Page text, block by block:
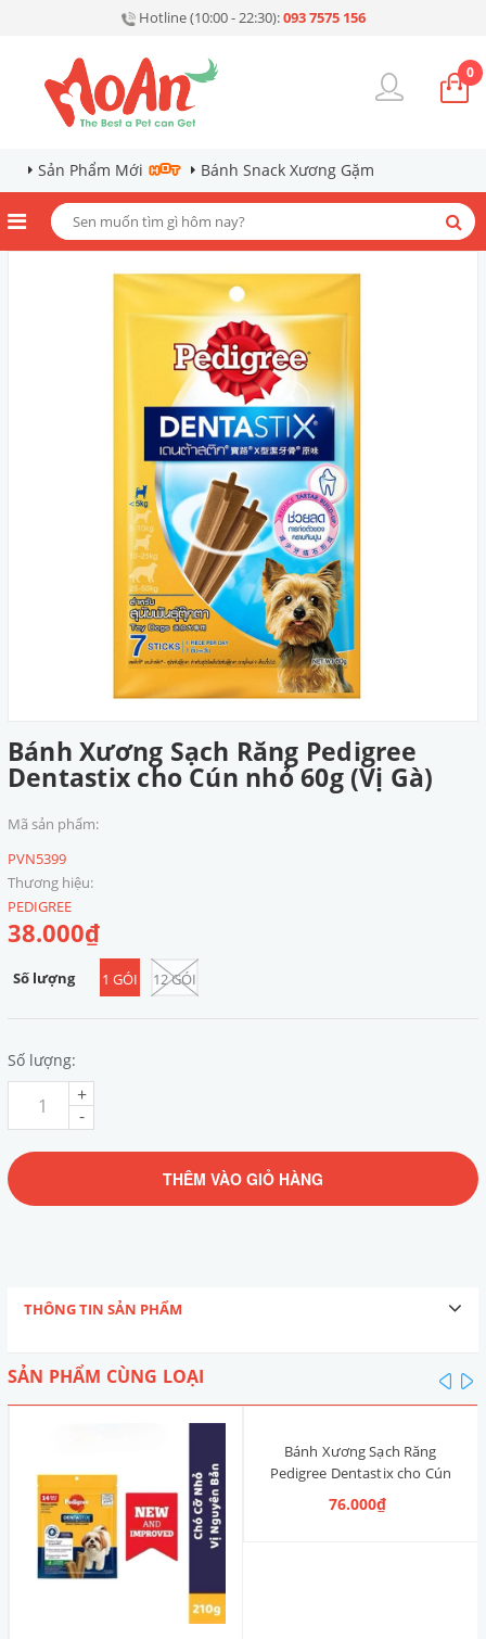
Hotline (10:00 - 22:30):093 7575 156
0
Sản Phẩm Mới Bánh Snack Xương Gặm
Bánh Xương Sạch Răng Pedigree
Dentastix cho Cún nhỏ 60g (Vị Gà)
Mã sản phẩm:
PVN5399
Thương hiệu:
PEDIGREE
38.000₫
Số lượng 1 GÓI 12 GÓI
Số lượng:
-
+
THÊM VÀO GIỎ HÀNG
THÔNG TIN SẢN PHẨM
SẢN PHẨM CÙNG LOẠI
Bánh Xương Sạch Răng
Pedigree Dentastix cho Cún
nhỏ 120g (14 Thanh, Vị Truyền
Thống)
76.000₫